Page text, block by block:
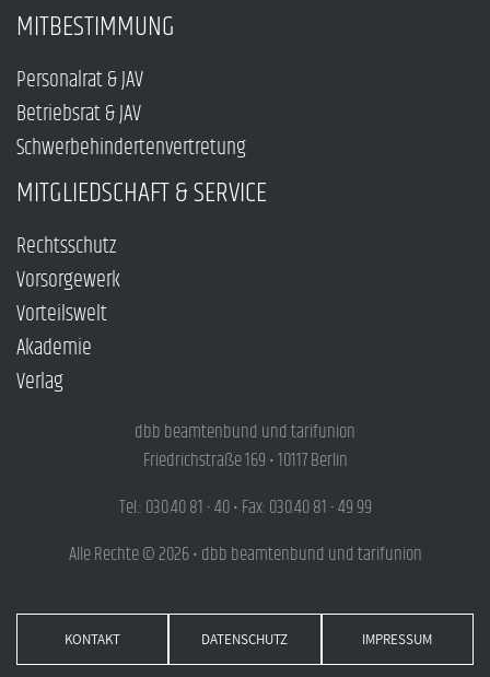
MITBESTIMMUNG
Personalrat & JAV
Betriebsrat & JAV
Schwerbehindertenvertretung
MITGLIEDSCHAFT & SERVICE
Rechtsschutz
Vorsorgewerk
Vorteilswelt
Akademie
Verlag
dbb beamtenbund und tarifunion
Friedrichstraße 169 • 10117 Berlin
Tel.: 030.40 81 - 40 • Fax: 030.40 81 - 49 99
Alle Rechte © 2026 • dbb beamtenbund und tarifunion
KONTAKT DATENSCHUTZ IMPRESSUM